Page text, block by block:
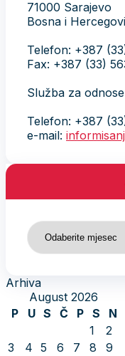
71000 Sarajevo
Bosna i
Telefon: +387
Fax: +387 (33)
Služba za
Telefon: +387
e-mail:
Arhiva
Arhiva
August 2026
P
U S Č P S
N
1
2
3
4 5 6 7 8
9